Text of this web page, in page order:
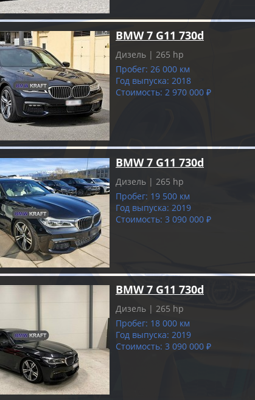
BMW 7 G11 730d
Дизель | 265 hp
Пробег: 26 000 км
Год выпуска: 2018
Стоимость: 2 970 000 ₽
BMW 7 G11 730d
Дизель | 265 hp
Пробег: 19 500 км
Год выпуска: 2019
Стоимость: 3 090 000 ₽
BMW 7 G11 730d
Дизель | 265 hp
Пробег: 18 000 км
Год выпуска: 2019
Стоимость: 3 090 000 ₽